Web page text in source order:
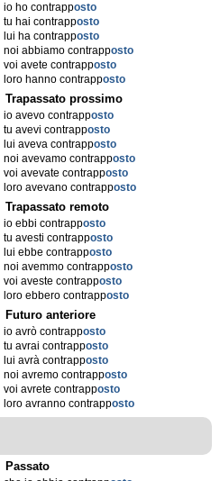
io ho contrapposto
tu hai contrapposto
lui ha contrapposto
noi abbiamo contrapposto
voi avete contrapposto
loro hanno contrapposto
Trapassato prossimo
io avevo contrapposto
tu avevi contrapposto
lui aveva contrapposto
noi avevamo contrapposto
voi avevate contrapposto
loro avevano contrapposto
Trapassato remoto
io ebbi contrapposto
tu avesti contrapposto
lui ebbe contrapposto
noi avemmo contrapposto
voi aveste contrapposto
loro ebbero contrapposto
Futuro anteriore
io avrò contrapposto
tu avrai contrapposto
lui avrà contrapposto
noi avremo contrapposto
voi avrete contrapposto
loro avranno contrapposto
Passato